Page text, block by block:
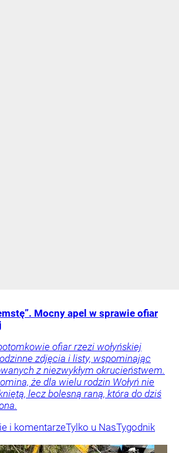
Mocny apel w sprawie ofiar
ofiar rzezi wołyńskiej
zdjęcia i listy, wspominając
z niezwykłym okrucieństwem.
że dla wielu rodzin Wołyń nie
lecz bolesną raną, która do dziś
i komentarzeTylko u NasTygodnik